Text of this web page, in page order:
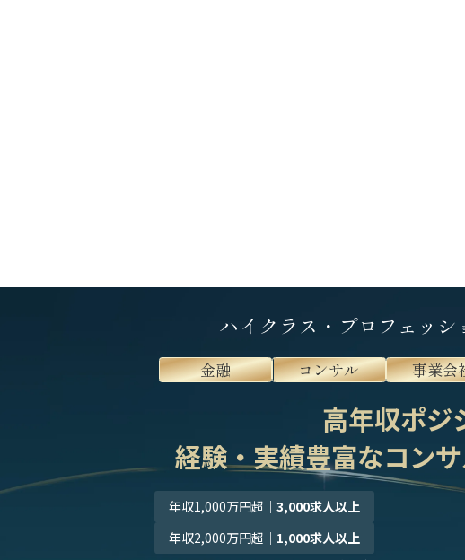
ハイクラス・プロフェッシ
金融 コンサル 事業会
高年収ポジ
経験・実績豊富なコン
年収1,000万円超 ｜3,000求人以上
年収2,000万円超 ｜ 1,000求人以上